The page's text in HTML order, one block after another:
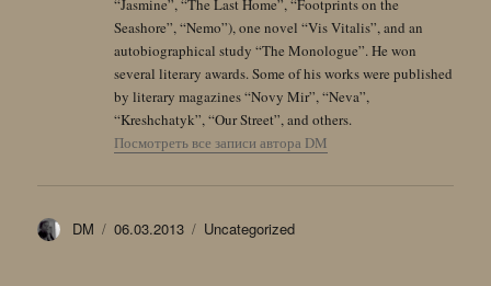
“Jasmine”, “The Last Home”, “Footprints on the
Seashore”, “Nemo”), one novel “Vis Vitalis”, and an
autobiographical study “The Monologue”. He won
several literary awards. Some of his works were published
by literary magazines “Novy Mir”, “Neva”,
“Kreshchatyk”, “Our Street”, and others.
Посмотреть все записи автора DM
Автор
DM Опубликовано
06.03.2013 Рубрики
Uncategorized